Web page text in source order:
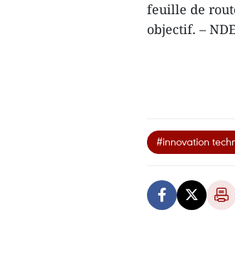
feuille de
objectif. –
#innovation